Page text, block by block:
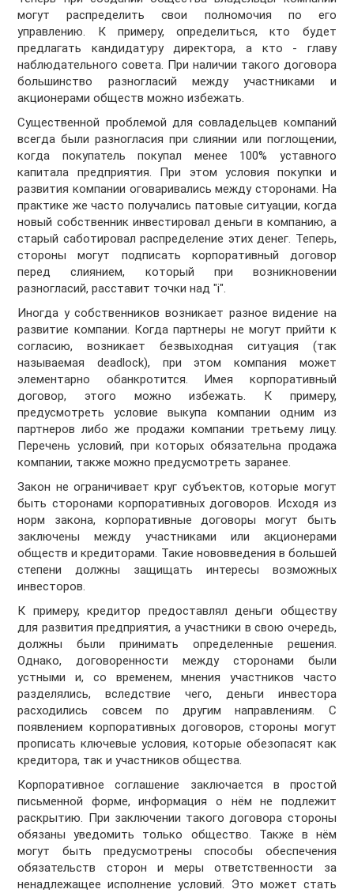
могут распределить свои полномочия по его
управлению. К примеру, определиться, кто будет
предлагать кандидатуру директора, а кто - главу
наблюдательного совета. При наличии такого договора
большинство разногласий между участниками и
акционерами обществ можно избежать.
Существенной проблемой для совладельцев компаний
всегда были разногласия при слиянии или поглощении,
когда покупатель покупал менее 100% уставного
капитала предприятия. При этом условия покупки и
развития компании оговаривались между сторонами. На
практике же часто получались патовые ситуации, когда
новый собственник инвестировал деньги в компанию, а
старый саботировал распределение этих денег. Теперь,
стороны могут подписать корпоративный договор
перед слиянием, который при возникновении
разногласий, расставит точки над "і".
Иногда у собственников возникает разное видение на
развитие компании. Когда партнеры не могут прийти к
согласию, возникает безвыходная ситуация (так
называемая deadlock), при этом компания может
элементарно обанкротится. Имея корпоративный
договор, этого можно избежать. К примеру,
предусмотреть условие выкупа компании одним из
партнеров либо же продажи компании третьему лицу.
Перечень условий, при которых обязательна продажа
компании, также можно предусмотреть заранее.
Закон не ограничивает круг субъектов, которые могут
быть сторонами корпоративных договоров. Исходя из
норм закона, корпоративные договоры могут быть
заключены между участниками или акционерами
обществ и кредиторами. Такие нововведения в большей
степени должны защищать интересы возможных
инвесторов.
К примеру, кредитор предоставлял деньги обществу
для развития предприятия, а участники в свою очередь,
должны были принимать определенные решения.
Однако, договоренности между сторонами были
устными и, со временем, мнения участников часто
разделялись, вследствие чего, деньги инвестора
расходились совсем по другим направлениям. С
появлением корпоративных договоров, стороны могут
прописать ключевые условия, которые обезопасят как
кредитора, так и участников общества.
Корпоративное соглашение заключается в простой
письменной форме, информация о нём не подлежит
раскрытию. При заключении такого договора стороны
обязаны уведомить только общество. Также в нём
могут быть предусмотрены способы обеспечения
обязательств сторон и меры ответственности за
ненадлежащее исполнение условий. Это может стать